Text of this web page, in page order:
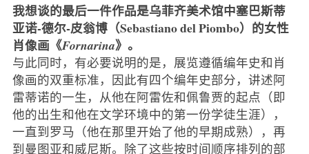
我想谈的最后一件作品是乌菲齐美术馆中塞巴斯蒂
亚诺-德尔-皮翁博（Sebastiano del Piombo）的女性
肖像画《Fornarina》。
与此同时，有必要说明的是，展览遵循编年史和肖
像画的双重标准，因此有四个编年史部分，讲述阿
雷蒂诺的一生，从他在阿雷佐和佩鲁贾的起点（即
他的出生和他在文学环境中的第一份学徒生涯），
一直到罗马（他在那里开始了他的早期成熟），再
到曼图亚和威尼斯。除了这些按时间顺序排列的部